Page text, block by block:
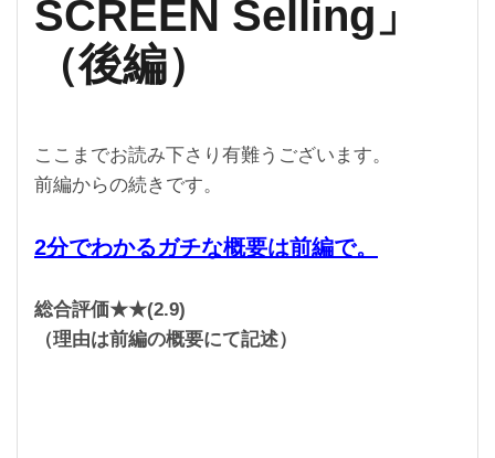
SCREEN Selling」
（後編）
ここまでお読み下さり有難うございます。
前編からの続きです。
2分でわかるガチな概要は前編で。
総合評価★★(2.9)
（理由は前編の概要にて記述）